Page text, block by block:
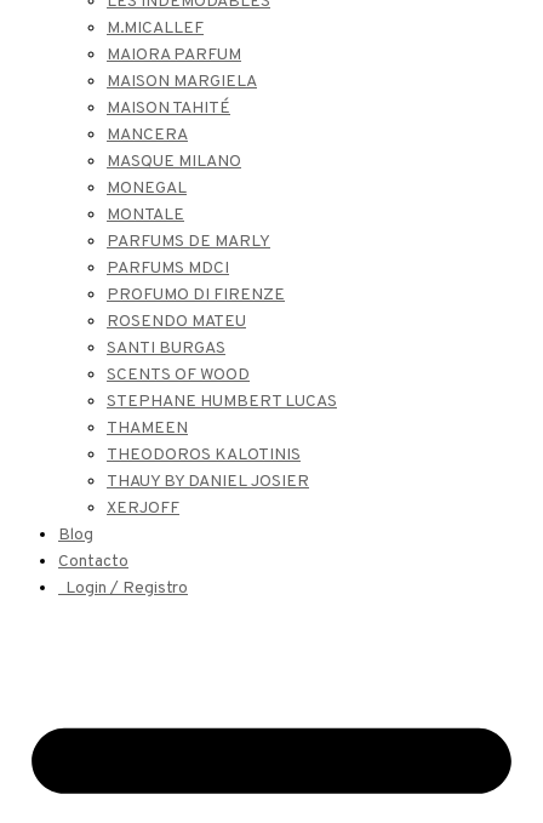
M.MICALLEF
MAIORA PARFUM
MAISON MARGIELA
MAISON TAHITÉ
MANCERA
MASQUE MILANO
MONEGAL
MONTALE
PARFUMS DE MARLY
PARFUMS MDCI
PROFUMO DI FIRENZE
ROSENDO MATEU
SANTI BURGAS
SCENTS OF WOOD
STEPHANE HUMBERT LUCAS
THAMEEN
THEODOROS KALOTINIS
THAUY BY DANIEL JOSIER
XERJOFF
Blog
Contacto
Login / Registro